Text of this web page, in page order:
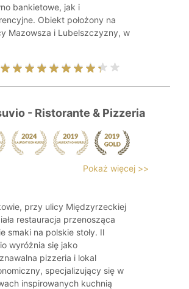
bankietowe, jak i
Obiekt położony na
Mazowsza i Lubelszczyzny, w
- Ristorante & Pizzeria
Pokaż więcej >>
przy ulicy Międzyrzeckiej
restauracja przenosząca
smaki na polskie stoły. Il
wyróżnia się jako
pizzeria i lokal
specjalizujący się w
inspirowanych kuchnią